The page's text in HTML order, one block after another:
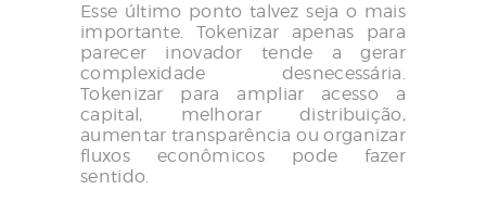
Esse último ponto talvez seja o mais
importante. Tokenizar apenas para
parecer inovador tende a gerar
complexidade desnecessária.
Tokenizar para ampliar acesso a
capital, melhorar distribuição,
aumentar transparência ou organizar
fluxos econômicos pode fazer
sentido.